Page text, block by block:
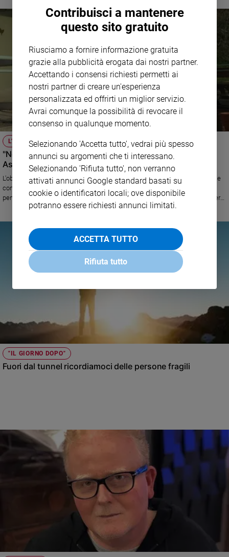
L'INIZIATIVA
"Non facciamo miracoli", la campagna del Serafico di
Assisi per le cure ai disabili
L'obiettivo è quello di garantire la piena accessibilità alle cure alle persone
con disabilità attraverso il potenziamento degli ambulatori specialistici
pensati a misura per loro. Fino al 18 luglio è possibile contribuire al numero
solidale 45583
"IL GIORNO DOPO"
Fuori dal tunnel ricordiamoci delle persone fragili
Contribuisci a mantenere
questo sito gratuito
Riusciamo a fornire informazione gratuita
grazie alla pubblicità erogata dai nostri partner.
Accettando i consensi richiesti permetti ai
nostri partner di creare un'esperienza
personalizzata ed offrirti un miglior servizio.
Avrai comunque la possibilità di revocare il
consenso in qualunque momento.
Selezionando 'Accetta tutto', vedrai più spesso
annunci su argomenti che ti interessano.
Selezionando 'Rifiuta tutto', non verranno
attivati annunci Google standard basati su
cookie o identificatori locali; ove disponibile
potranno essere richiesti annunci limitati.
ACCETTA TUTTO
Rifiuta tutto